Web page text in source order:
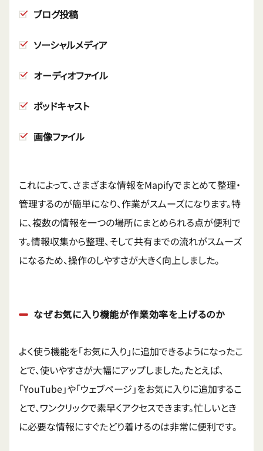
ブログ投稿
ソーシャルメディア
オーディオファイル
ポッドキャスト
画像ファイル
これによって、さまざまな情報をMapifyでまとめて整理・
管理するのが簡単になり、作業がスムーズになります。特
に、複数の情報を一つの場所にまとめられる点が便利で
す。情報収集から整理、そして共有までの流れがスムーズ
になるため、操作のしやすさが大きく向上しました。
なぜお気に入り機能が作業効率を上げるのか
よく使う機能を「お気に入り」に追加できるようになったこ
とで、使いやすさが大幅にアップしました。たとえば、
「YouTube」や「ウェブページ」をお気に入りに追加するこ
とで、ワンクリックで素早くアクセスできます。忙しいとき
に必要な情報にすぐたどり着けるのは非常に便利です。